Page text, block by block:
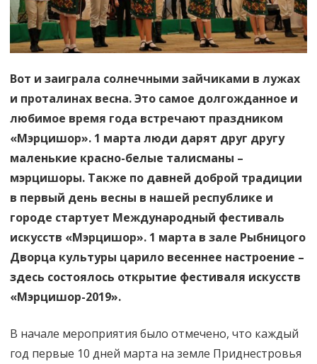
Вот и заиграла солнечными зайчиками в лужах
и проталинах весна. Это самое долгожданное и
любимое время года встречают праздником
«Мэрцишор». 1 марта люди дарят друг другу
маленькие красно-белые талисманы –
мэрцишоры. Также по давней доброй традиции
в первый день весны в нашей республике и
городе стартует Международный фестиваль
искусств «Мэрцишор». 1 марта в зале Рыбницого
Дворца культуры царило весеннее настроение –
здесь состоялось открытие фестиваля искусств
«Мэрцишор-2019».
В начале мероприятия было отмечено, что каждый
год первые 10 дней марта на земле Приднестровья